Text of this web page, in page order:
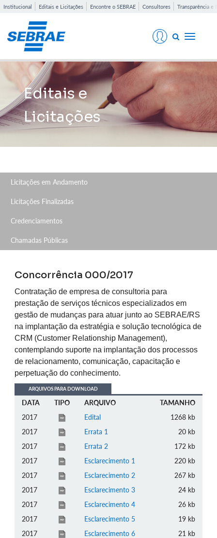
Institucional Editais e Licitações Encontre o SEBRAE Consultores Transparência e
Toggle
Editais e
Licitações
Licitações em Andamento
Licitações Finalizadas
Credenciamentos
Chamadas Públicas
Concorrência 000/2017
Contratação de empresa de consultoria para
prestação de serviços técnicos especializados em
gestão de mudanças para atuar junto ao SEBRAE/RS
na implantação da estratégia e solução tecnológica de
CRM (Customer Relationship Management),
contemplando suporte na implantação dos processos
de relacionamento, comunicação, capacitação e
perpetuação do conhecimento.
ARQUIVOS PARA DOWNLOAD
DATA TIPO ARQUIVO
TAMANHO
2017
Edital
1268 kb
2017
Errata 1
20 kb
2017
Errata 2
172 kb
2017
Esclarecimento 1
220 kb
2017
Esclarecimento 2
267 kb
2017
Esclarecimento 3
24 kb
2017
Esclarecimento 4
26 kb
2017
Esclarecimento 5
19 kb
2017
Esclarecimento 6
21 kb